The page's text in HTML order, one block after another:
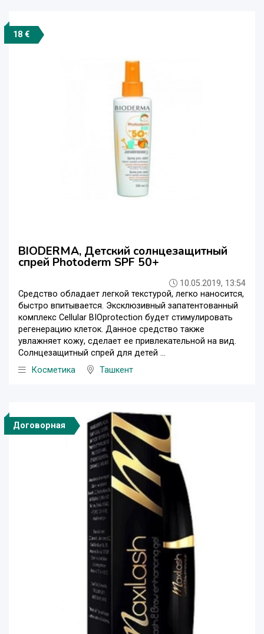
18 €
BIODERMA, Детский солнцезащитный
спрей Photoderm SPF 50+
10.05.2019, 13:54
Средство обладает легкой текстурой, легко наносится,
быстро впитывается. Эксклюзивный запатентованный
комплекс Cellular BIOprotection будет стимулировать
регенерацию клеток. Данное средство также
увлажняет кожу, сделает ее привлекательной на вид.
Солнцезащитный спрей для детей ...
Косметика
Ташкент
Договорная